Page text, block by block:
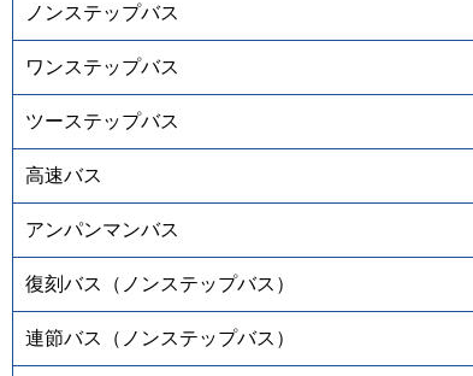
ノンステップバス
ワンステップバス
ツーステップバス
高速バス
アンパンマンバス
復刻バス（ノンステップバス）
連節バス（ノンステップバス）